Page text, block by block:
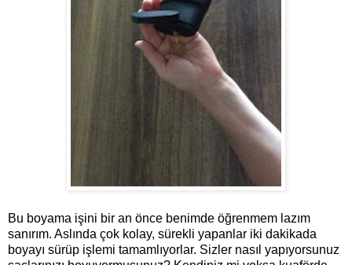
Bu boyama işini bir an önce benimde öğrenmem lazım
sanırım. Aslında çok kolay, sürekli yapanlar iki dakikada
boyayı sürüp işlemi tamamlıyorlar. Sizler nasıl yapıyorsunuz